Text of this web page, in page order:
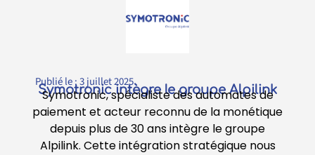
Publié le :3 juillet 2025
Symotronic intègre le groupe Alpilink
Symotronic, spécialiste des automates de
paiement et acteur reconnu de la monétique
depuis plus de 30 ans intègre le groupe
Alpilink. Cette intégration stratégique nous